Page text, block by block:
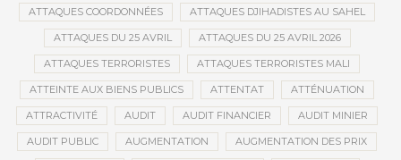
ATTAQUES COORDONNÉES ATTAQUES DJIHADISTES AU SAHEL
ATTAQUES DU 25 AVRIL ATTAQUES DU 25 AVRIL 2026
ATTAQUES TERRORISTES ATTAQUES TERRORISTES MALI
ATTEINTE AUX BIENS PUBLICS ATTENTAT ATTÉNUATION
ATTRACTIVITÉ AUDIT AUDIT FINANCIER AUDIT MINIER
AUDIT PUBLIC AUGMENTATION AUGMENTATION DES PRIX